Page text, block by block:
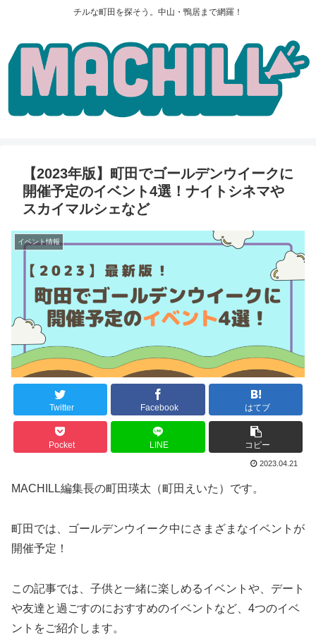
チルな町田を探そう。中山・鴨居まで網羅！
【2023年版】町田でゴールデンウイークに
開催予定のイベント4選！ナイトシネマや
スカイマルシェなど
イベント情報
Twitter Facebook はてブ
Pocket LINE コピー
2023.04.21
MACHILL編集長の町田瑛太（町田えいた）です。
町田では、ゴールデンウイーク中にさまざまなイベントが
開催予定！
この記事では、子供と一緒に楽しめるイベントや、デート
や友達と過ごすのにおすすめのイベントなど、4つのイベ
ントをご紹介します。